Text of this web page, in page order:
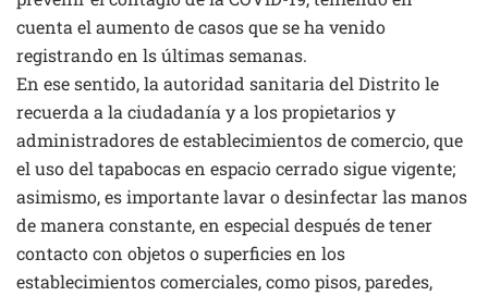
cuenta el aumento de casos que se ha venido
registrando en ls últimas semanas.
En ese sentido, la autoridad sanitaria del Distrito le
recuerda a la ciudadanía y a los propietarios y
administradores de establecimientos de comercio, que
el uso del tapabocas en espacio cerrado sigue vigente;
asimismo, es importante lavar o desinfectar las manos
de manera constante, en especial después de tener
contacto con objetos o superficies en los
establecimientos comerciales, como pisos, paredes,